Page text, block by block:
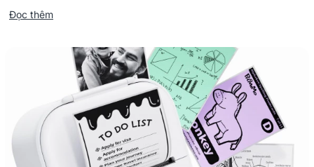
Đọc thêm